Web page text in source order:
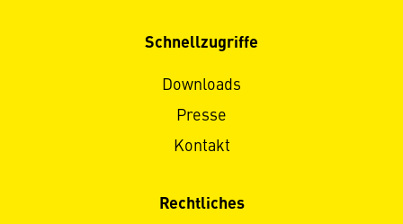
Schnellzugriffe
Downloads
Presse
Kontakt
Rechtliches